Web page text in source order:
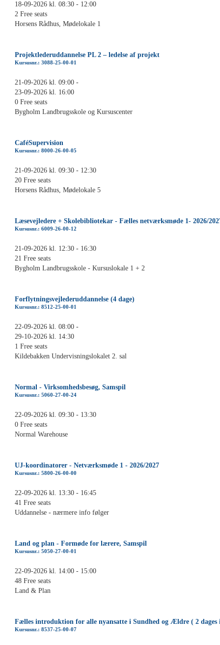
18-09-2026 kl. 08:30 - 12:00
2 Free seats
Horsens Rådhus, Mødelokale 1
Projektlederuddannelse PL 2 – ledelse af projekt
Kursusnr.: 3088-25-00-01
21-09-2026 kl. 09:00 -
23-09-2026 kl. 16:00
0 Free seats
Bygholm Landbrugsskole og Kursuscenter
CaféSupervision
Kursusnr.: 8000-26-00-05
21-09-2026 kl. 09:30 - 12:30
20 Free seats
Horsens Rådhus, Mødelokale 5
Læsevejledere + Skolebibliotekar - Fælles netværksmøde 1- 2026/
Kursusnr.: 6009-26-00-12
21-09-2026 kl. 12:30 - 16:30
21 Free seats
Bygholm Landbrugsskole - Kursuslokale 1 + 2
Forflytningsvejlederuddannelse (4 dage)
Kursusnr.: 8512-25-00-01
22-09-2026 kl. 08:00 -
29-10-2026 kl. 14:30
1 Free seats
Kildebakken Undervisningslokalet 2. sal
Normal - Virksomhedsbesøg, Samspil
Kursusnr.: 5060-27-00-24
22-09-2026 kl. 09:30 - 13:30
0 Free seats
Normal Warehouse
UJ-koordinatorer - Netværksmøde 1 - 2026/2027
Kursusnr.: 5800-26-00-00
22-09-2026 kl. 13:30 - 16:45
41 Free seats
Uddannelse - nærmere info følger
Land og plan - Formøde for lærere, Samspil
Kursusnr.: 5050-27-00-01
22-09-2026 kl. 14:00 - 15:00
48 Free seats
Land & Plan
Fælles introduktion for alle nyansatte i Sundhed og Ældre ( 2 dages
Kursusnr.: 8537-25-00-07